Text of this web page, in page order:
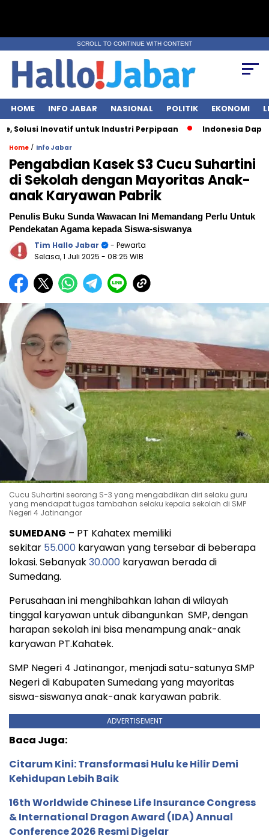
SCROLL TO CONTINUE WITH CONTENT
HOME INFO JABAR NASIONAL POLITIK EKONOMI
Solusi Inovatif untuk Industri Perpipaan Indonesia Dapat
Home / Info Jabar
Pengabdian Kasek S3 Cucu Suhartini
di Sekolah dengan Mayoritas Anak-
anak Karyawan Pabrik
Penulis Buku Sunda Wawacan Ini Memandang Perlu Untuk
Pendekatan Agama kepada Siswa-siswanya
Tim Hallo Jabar
- Pewarta
Selasa, 1 Juli 2025 - 08:25 WIB
Cucu Suhartini seorang S-3 yang mengabdikan diri selaku guru
yang mendapat tugas tambahan selaku kepala sekolah di SMP
Negeri 4 Jatinangor
SUMEDANG – PT Kahatex memiliki
sekitar 55.000 karyawan yang tersebar di beberapa
lokasi. Sebanyak30.000 karyawan berada di
Sumedang.
Perusahaan ini menghibahkan lahan di wilayah
tinggal karyawan untuk dibangunkan SMP, dengan
harapan sekolah ini bisa menampung anak-anak
karyawan PT.Kahatek.
SMP Negeri 4 Jatinangor, menjadi satu-satunya SMP
Negeri di Kabupaten Sumedang yang mayoritas
siswa-siswanya anak-anak karyawan pabrik.
ADVERTISEMENT
Baca Juga:
Citarum Kini: Transformasi Hulu ke Hilir Demi
Kehidupan Lebih Baik
16th Worldwide Chinese Life Insurance Congress
& International Dragon Award (IDA) Annual
Conference 2026 Resmi Digelar